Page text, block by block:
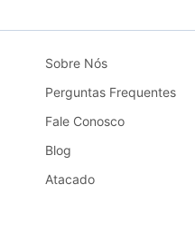
! **As fotos foram
cor real do material,
escolher o método de
aos Correios. Sendo
Para garantir melhor
Sobre Nós
Perguntas Frequentes
Fale Conosco
Blog
Atacado